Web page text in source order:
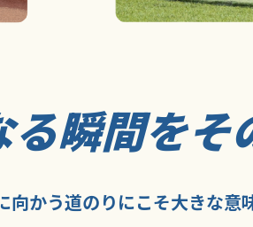
る瞬間をそ
向かう道のりにこそ大きな意